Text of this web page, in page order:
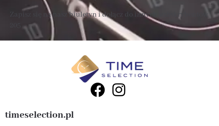
Zapisz się na nasz biuletyn i dołącz do innych subskrybentów
timeselection.pl